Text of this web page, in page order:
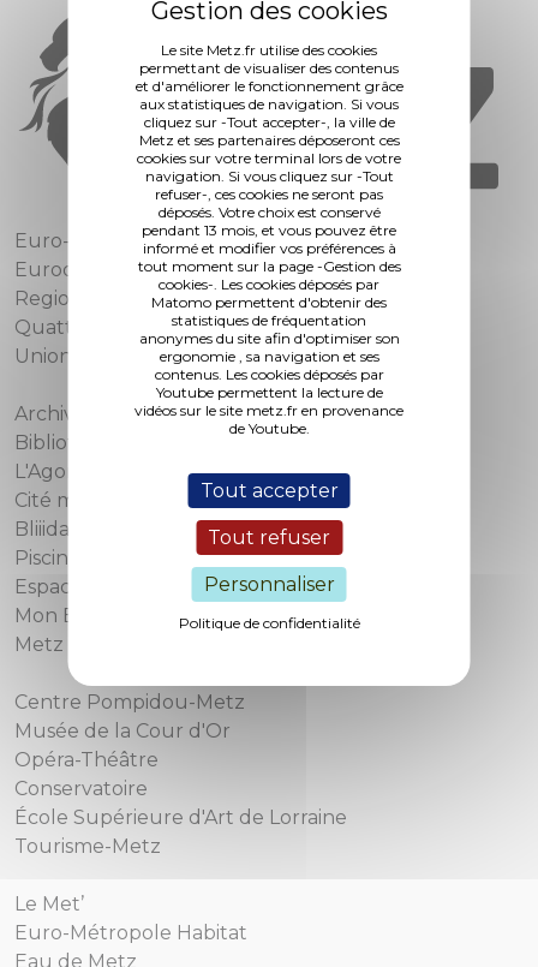
Le site Metz.fr utilise des cookies
permettant de visualiser des contenus
et d'améliorer le fonctionnement grâce
aux statistiques de navigation. Si vous
cliquez sur -Tout accepter-, la ville de
Metz et ses partenaires déposeront ces
cookies sur votre terminal lors de votre
navigation. Si vous cliquez sur -Tout
refuser-, ces cookies ne seront pas
déposés. Votre choix est conservé
pendant 13 mois, et vous pouvez être
informé et modifier vos préférences à
tout moment sur la page -Gestion des
cookies-. Les cookies déposés par
Matomo permettent d'obtenir des
statistiques de fréquentation
anonymes du site afin d'optimiser son
ergonomie , sa navigation et ses
contenus. Les cookies déposés par
Youtube permettent la lecture de
vidéos sur le site metz.fr en provenance
de Youtube.
Tout accepter
Tout refuser
Personnaliser
Politique de confidentialité
Euro-Métropole de Metz
Eurodépartement de Moselle
Region Grand Est
Quattropole
Union européenne
Archives municipales
Bibliothèques-Médiathèques de Metz
L'Agora
Cité musicale
Bliiida
Piscines municipales
Espace famille
Mon Emploi Metz
Metz l’étudiante
Centre Pompidou-Metz
Musée de la Cour d'Or
Opéra-Théâtre
Conservatoire
École Supérieure d'Art de Lorraine
Tourisme-Metz
Le Met’
Euro-Métropole Habitat
Eau de Metz